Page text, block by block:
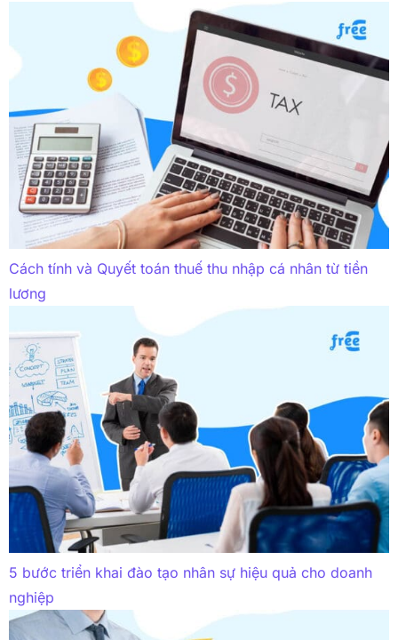
Cách tính và Quyết toán thuế thu nhập cá nhân từ tiền
lương
5 bước triển khai đào tạo nhân sự hiệu quả cho doanh
nghiệp